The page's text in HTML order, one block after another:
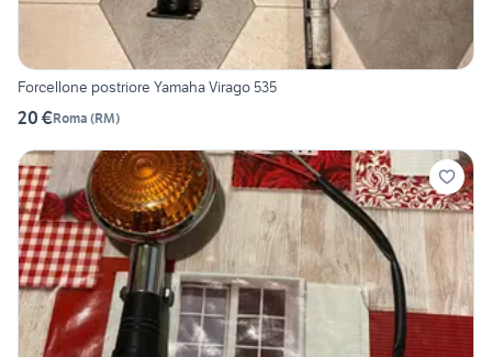
Forcellone postriore Yamaha Virago 535
20 €Roma (RM)